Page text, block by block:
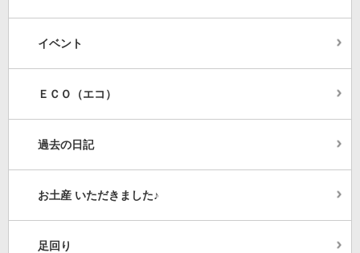
イベント
ＥＣＯ（エコ）
過去の日記
お土産 いただきました♪
足回り